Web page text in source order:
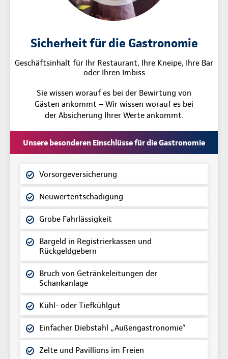
Sicherheit für die Gastronomie
Geschäftsinhalt für Ihr Restaurant, Ihre Kneipe, Ihre Bar
oder Ihren Imbiss
Sie wissen worauf es bei der Bewirtung von
Gästen ankommt – Wir wissen worauf es bei
der Absicherung Ihrer Werte ankommt.
Unsere besonderen Einschlüsse für die Gastronomie
Vorsorgeversicherung
Neuwertentschädigung
Grobe Fahrlässigkeit
Bargeld in Registrierkassen und
Rückgeldgebern
Bruch von Getränkeleitungen der
Schankanlage
Kühl- oder Tiefkühlgut
Einfacher Diebstahl „Außengastronomie“
Zelte und Pavillions im Freien